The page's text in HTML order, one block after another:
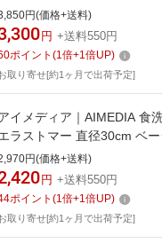
円(価格+送料)
円 +送料550円
ポイント (1倍+1倍UP)
取り寄せ[約1ヶ月で出荷予定]
イメディア｜AIMEDIA 食
ラストマー 直径30cm ベ
円(価格+送料)
円 +送料550円
ポイント (1倍+1倍UP)
取り寄せ[約1ヶ月で出荷予定]